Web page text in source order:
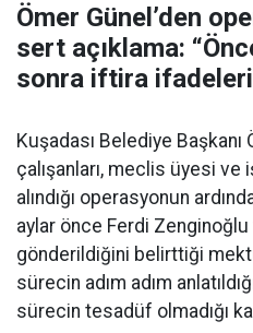
Ömer Günel’den
sert açıklama:
sonra iftira
Kuşadası Belediye
çalışanları, meclis üyesi ve
alındığı operasyonun
aylar önce Ferdi
gönderildiğini belirttiği
sürecin adım adım
sürecin tesadüf olmadığı